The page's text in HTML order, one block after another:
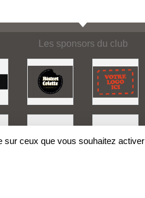
Les sponsors du club
sur ceux que vous souhaitez activer